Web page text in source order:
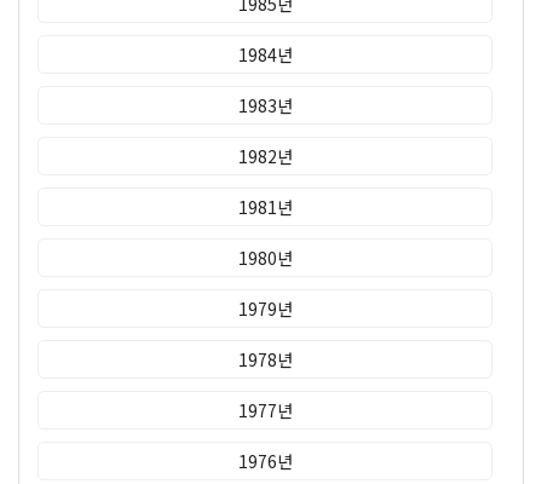
1984년
1983년
1982년
1981년
1980년
1979년
1978년
1977년
1976년